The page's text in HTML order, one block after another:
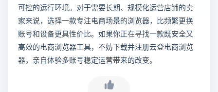
可控的运行环境。对于需要长期、规模化运营店铺的卖
家来说，选择一款专注电商场景的浏览器，比频繁更换
账号和设备更具性价比。如果你正在寻找一款既安全又
高效的电商浏览器工具，不妨下载并注册云登电商浏览
器，亲自体验多账号稳定运营带来的改变。